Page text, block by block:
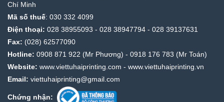
Chí Minh
Mã số thuế: 030 332 4099
Điện thoại: 028 38955093 - 028 38947794 - 028 39137631
Fax: (028) 62577090
Hotline: 0908 871 922 (Mr Phương) - 0918 176 783 (Mr Toán)
Website: www.viettuhaiprinting.com - www.viettuhaiprinting.vn
Email: viettuhaiprinting@gmail.com
Chứng nhận: